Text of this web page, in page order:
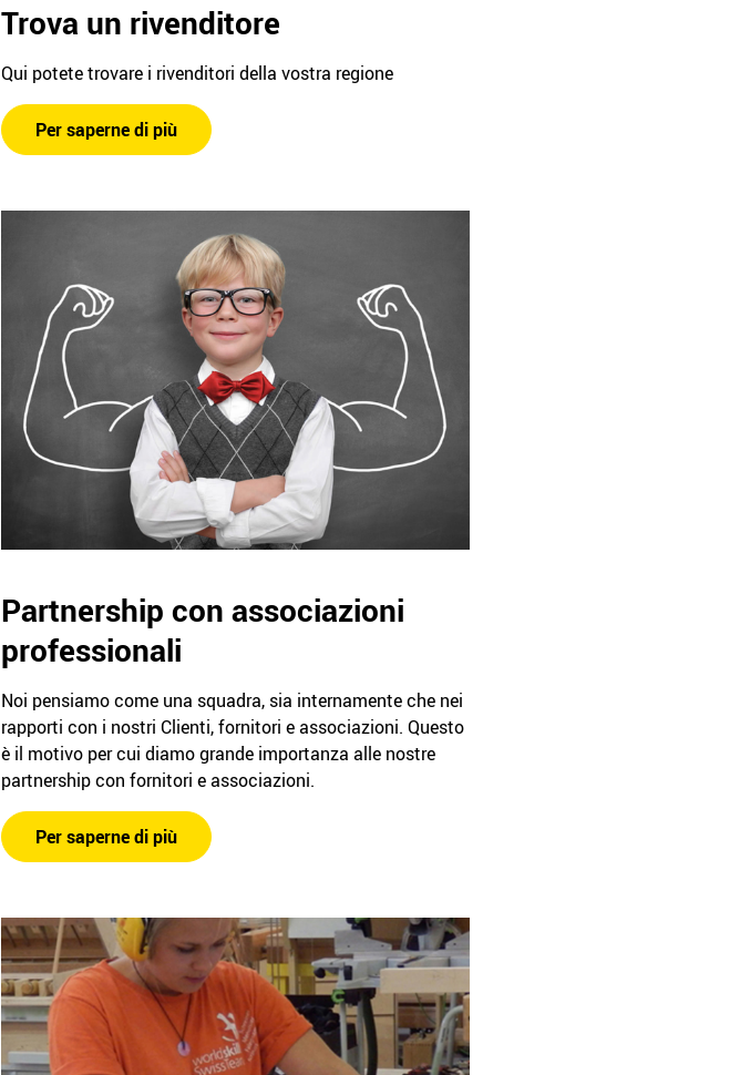
Trova un rivenditore
Qui potete trovare i rivenditori della vostra regione
Per saperne di più
Partnership con associazioni
professionali
Noi pensiamo come una squadra, sia internamente che nei
rapporti con i nostri Clienti, fornitori e associazioni. Questo
è il motivo per cui diamo grande importanza alle nostre
partnership con fornitori e associazioni.
Per saperne di più